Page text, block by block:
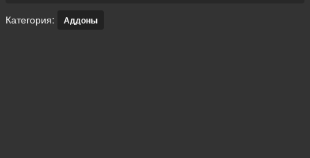
Категория: Аддоны